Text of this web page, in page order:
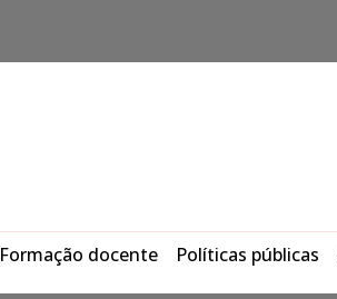
Formação docente Políticas públicas